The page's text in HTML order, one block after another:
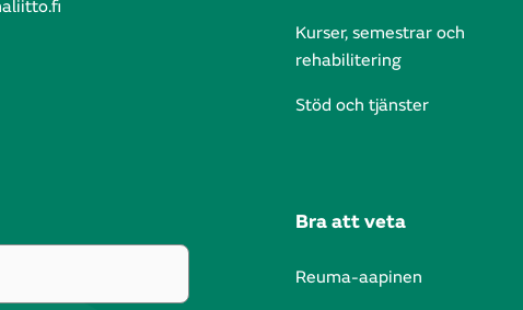
Kurser, semestrar och
rehabilitering
Stöd och tjänster
Bra att veta
Reuma-aapinen